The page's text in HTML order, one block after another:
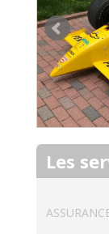
Les